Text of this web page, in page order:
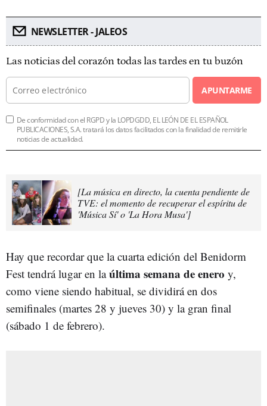
NEWSLETTER - JALEOS
Las noticias del corazón todas las tardes en tu buzón
APUNTARME
De conformidad con el RGPD y la LOPDGDD, EL LEÓN DE EL ESPAÑOL
PUBLICACIONES, S.A. tratará los datos facilitados con la finalidad de remitirle
noticias de actualidad.
[La música en directo, la cuenta pendiente de
TVE: el momento de recuperar el espíritu de
'Música Sí' o 'La Hora Musa']
Hay que recordar que la cuarta edición del Benidorm
Fest tendrá lugar en laúltima semana de enero y,
como viene siendo habitual, se dividirá en dos
semifinales (martes 28 y jueves 30) y la gran final
(sábado 1 de febrero).